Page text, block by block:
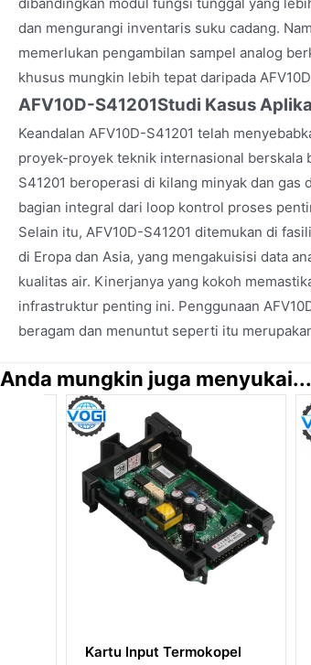
dan mengurangi inventaris suku cadang.
memerlukan pengambilan sampel analog
khusus mungkin lebih tepat daripada
AFV10D-S41201Studi Kasus
Keandalan AFV10D-S41201 telah
proyek-proyek teknik internasional berskala
S41201 beroperasi di kilang minyak dan
bagian integral dari loop kontrol proses
Selain itu, AFV10D-S41201 ditemukan di
di Eropa dan Asia, yang mengakuisisi data
kualitas air. Kinerjanya yang kokoh
infrastruktur penting ini. Penggunaan
beragam dan menuntut seperti itu
Anda mungkin juga menyukai...
Kartu Input Termokopel